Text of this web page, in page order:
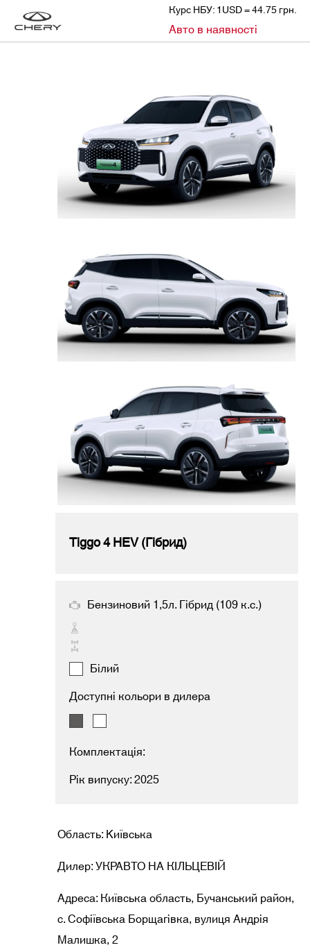
Курс НБУ: 1USD = 44.75 грн.
Авто в наявності
CHERY
Tiggo 4 HEV (Гібрид)
Бензиновий 1,5л. Гібрид (109 к.с.)
Білий
Доступні кольори в дилера
Комплектація:
Рік випуску: 2025
Область: Kиївська
Дилер: УКРАВТО НА КІЛЬЦЕВІЙ
Адреса: Київська область, Бучанський район,
с. Софіївська Борщагівка, вулиця Андрія
Малишка, 2